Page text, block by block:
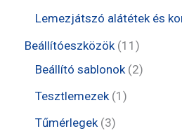
r
t
Lemezjátszó alátétek és
Beállítóeszközök 11 1
1
Beállító sablonok 22
Tesztlemezek 1 1
Tűmérlegek 33